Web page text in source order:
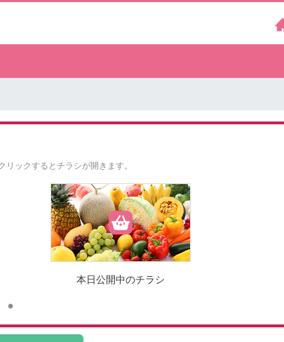
リックするとチラシが開きます。
本日公開中のチラシ